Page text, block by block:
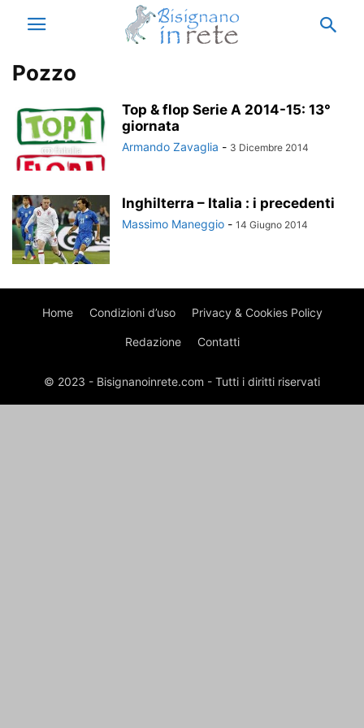
Pozzo
Top & flop Serie A 2014-15: 13°
giornata
Armando Zavaglia - 3 Dicembre 2014
Inghilterra – Italia : i precedenti
Massimo Maneggio - 14 Giugno 2014
Home Condizioni d’uso Privacy & Cookies Policy
Redazione Contatti
© 2023 - Bisignanoinrete.com - Tutti i diritti riservati